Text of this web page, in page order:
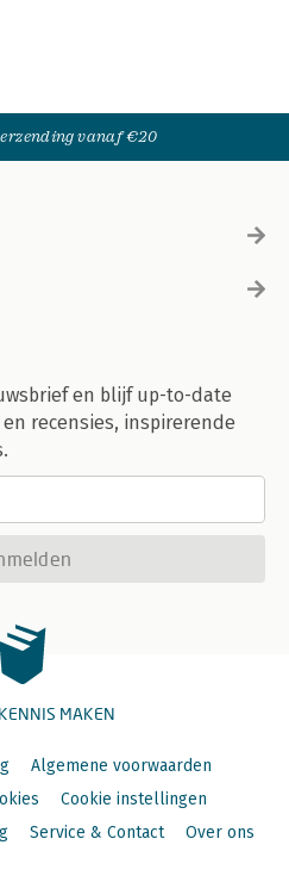
vanaf €20
en blijf up-to-date
recensies, inspirerende
MAKEN
Algemene voorwaarden
Cookie instellingen
Service & Contact Over ons